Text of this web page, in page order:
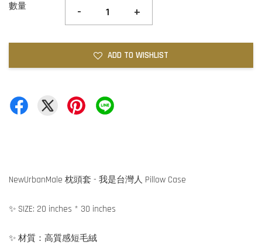
數量 - +
ADD TO WISHLIST
NewUrbanMale 枕頭套 - 我是台灣人 Pillow Case
✨ SIZE: 20 inches * 30 inches
✨ 材質：高質感短毛絨